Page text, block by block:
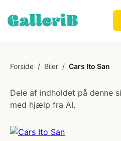
Forside / Biler / Cars Ito San
Dele af indholdet på denne
med hjælp fra AI.